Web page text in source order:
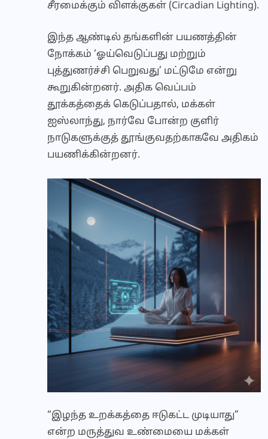
சீரமைக்கும் விளக்குகள் (Circadian Lighting).
இந்த ஆண்டில் தங்களின் பயணத்தின்
நோக்கம் ‘ஓய்வெடுப்பது மற்றும்
புத்துணர்ச்சி பெறுவது’ மட்டுமே என்று
கூறுகின்றனர். அதிக வெப்பம்
தூக்கத்தைக் கெடுப்பதால், மக்கள்
ஐஸ்லாந்து, நார்வே போன்ற குளிர்
நாடுகளுக்குத் தூங்குவதற்காகவே அதிகம்
பயணிக்கின்றனர்.
“இழந்த உறக்கத்தை ஈடுகட்ட முடியாது”
என்ற மருத்துவ உண்மையை மக்கள்